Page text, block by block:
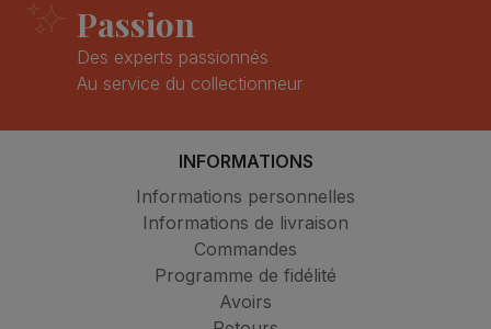
Passion
Des experts passionnés
Au service du collectionneur
INFORMATIONS
Informations personnelles
Informations de livraison
Commandes
Programme de fidélité
Avoirs